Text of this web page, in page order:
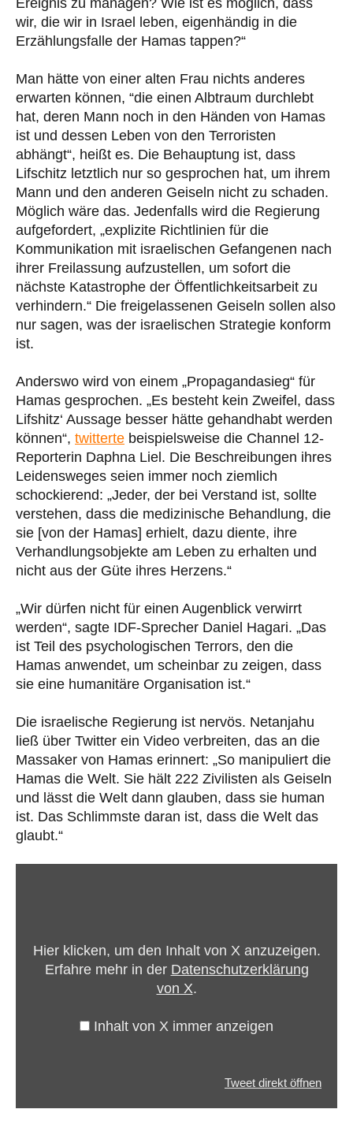
wir, die wir in Israel leben, eigenhändig in die
Erzählungsfalle der Hamas tappen?“
Man hätte von einer alten Frau nichts anderes
erwarten können, “die einen Albtraum durchlebt
hat, deren Mann noch in den Händen von Hamas
ist und dessen Leben von den Terroristen
abhängt“, heißt es. Die Behauptung ist, dass
Lifschitz letztlich nur so gesprochen hat, um ihrem
Mann und den anderen Geiseln nicht zu schaden.
Möglich wäre das. Jedenfalls wird die Regierung
aufgefordert, „explizite Richtlinien für die
Kommunikation mit israelischen Gefangenen nach
ihrer Freilassung aufzustellen, um sofort die
nächste Katastrophe der Öffentlichkeitsarbeit zu
verhindern.“ Die freigelassenen Geiseln sollen also
nur sagen, was der israelischen Strategie konform
ist.
Anderswo wird von einem „Propagandasieg“ für
Hamas gesprochen. „Es besteht kein Zweifel, dass
Lifshitz‘ Aussage besser hätte gehandhabt werden
können“, twitterte beispielsweise die Channel 12-
Reporterin Daphna Liel. Die Beschreibungen ihres
Leidensweges seien immer noch ziemlich
schockierend: „Jeder, der bei Verstand ist, sollte
verstehen, dass die medizinische Behandlung, die
sie [von der Hamas] erhielt, dazu diente, ihre
Verhandlungsobjekte am Leben zu erhalten und
nicht aus der Güte ihres Herzens.“
„Wir dürfen nicht für einen Augenblick verwirrt
werden“, sagte IDF-Sprecher Daniel Hagari. „Das
ist Teil des psychologischen Terrors, den die
Hamas anwendet, um scheinbar zu zeigen, dass
sie eine humanitäre Organisation ist.“
Die israelische Regierung ist nervös. Netanjahu
ließ über Twitter ein Video verbreiten, das an die
Massaker von Hamas erinnert: „So manipuliert die
Hamas die Welt. Sie hält 222 Zivilisten als Geiseln
und lässt die Welt dann glauben, dass sie human
ist. Das Schlimmste daran ist, dass die Welt das
glaubt.“
Hier klicken, um den Inhalt von X anzuzeigen.
Erfahre mehr in der Datenschutzerklärung
von X.
Inhalt von X immer anzeigen
Tweet direkt öffnen